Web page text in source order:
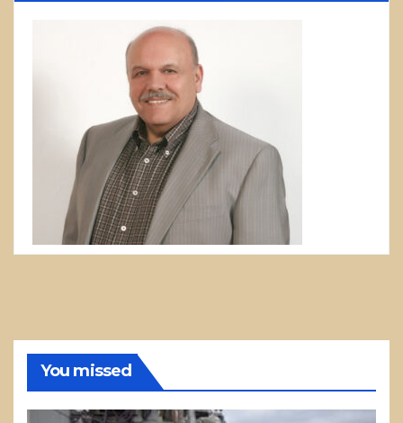
You missed